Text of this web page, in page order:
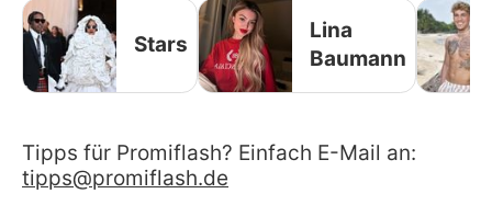
Stars
Lina
Baumann
Tipps für Promiflash? Einfach E-Mail an:
tipps@promiflash.de